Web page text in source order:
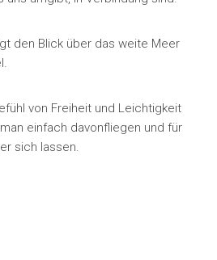
den Blick über das weite Meer
von Freiheit und Leichtigkeit
einfach davonfliegen und für
sich lassen.